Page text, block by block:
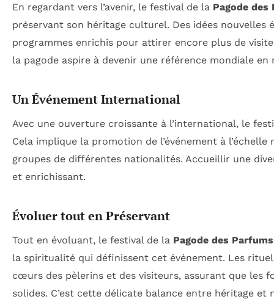
En regardant vers l’avenir, le festival de la Pagode des
préservant son héritage culturel. Des idées nouvelles
programmes enrichis pour attirer encore plus de
la pagode aspire à devenir une référence mondiale
Un Événement International
Avec une ouverture croissante à l’international, le
Cela implique la promotion de l’événement à
groupes de différentes nationalités. Accueillir une
et enrichissant.
Évoluer tout en Préservant
Tout en évoluant, le festival de la Pagode des Parfums
la spiritualité qui définissent cet événement. Les
cœurs des pèlerins et des visiteurs, assurant que les
solides. C’est cette délicate balance entre héritage